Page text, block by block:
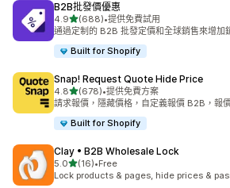
B2B批發價優惠
4.9滿分 5 顆星
(688)
共有 688 則評價
•提供免費試用
通過定制的 B2B 批發定價和全球銷售來增加
Built for Shopify
Snap! Request Quote Hide Price
4.8滿分 5 顆星
(678)
共有 678 則評價
•提供免費方案
請求報價，隱藏價格，自定義報價 B2B，報價
Built for Shopify
Clay • B2B Wholesale Lock
5.0滿分 5 顆星
(16)
共有 16 則評價
•Free
Lock products & pages, hide prices &